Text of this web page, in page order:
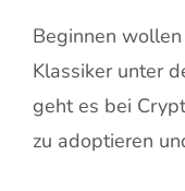
Beginnen
Klassiker unter
geht es bei
zu adoptieren